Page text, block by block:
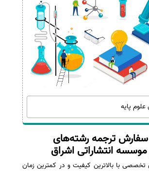
پایه
ترجمه رشته‌های
انتشاراتی اشراق
تخصصی با بالاترین کیفیت و در کمترین زمان